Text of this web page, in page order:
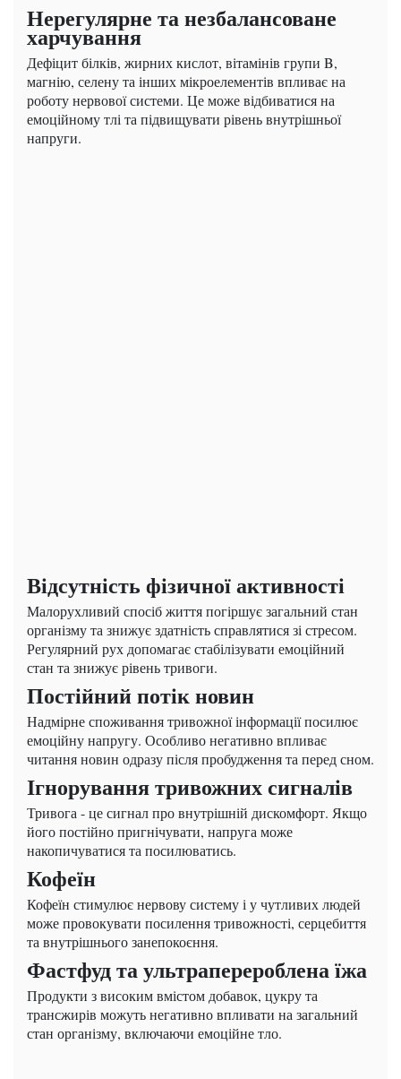
Нерегулярне та незбалансоване
харчування
Дефіцит білків, жирних кислот, вітамінів групи B,
магнію, селену та інших мікроелементів впливає на
роботу нервової системи. Це може відбиватися на
емоційному тлі та підвищувати рівень внутрішньої
напруги.
Відсутність фізичної активності
Малорухливий спосіб життя погіршує загальний стан
організму та знижує здатність справлятися зі стресом.
Регулярний рух допомагає стабілізувати емоційний
стан та знижує рівень тривоги.
Постійний потік новин
Надмірне споживання тривожної інформації посилює
емоційну напругу. Особливо негативно впливає
читання новин одразу після пробудження та перед сном.
Ігнорування тривожних сигналів
Тривога - це сигнал про внутрішній дискомфорт. Якщо
його постійно пригнічувати, напруга може
накопичуватися та посилюватись.
Кофеїн
Кофеїн стимулює нервову систему і у чутливих людей
може провокувати посилення тривожності, серцебиття
та внутрішнього занепокоєння.
Фастфуд та ультраперероблена їжа
Продукти з високим вмістом добавок, цукру та
трансжирів можуть негативно впливати на загальний
стан організму, включаючи емоційне тло.